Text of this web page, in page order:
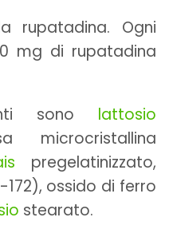
rupatadina. Ogni
mg di rupatadina
sono lattosio
microcristallina
pregelatinizzato,
ossido di ferro
stearato.